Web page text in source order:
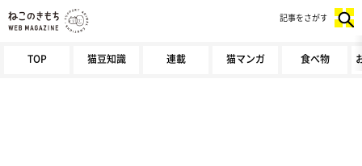
TOP 猫豆知識 連載 猫マンガ 食べ物
記事をさがす